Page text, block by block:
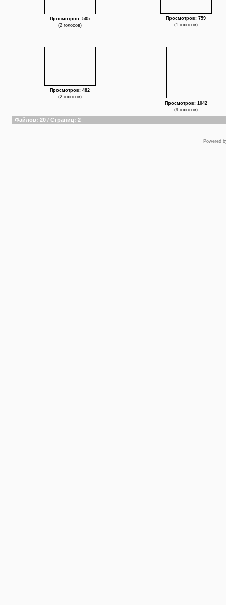
Просмотров: 505
(2 голосов)
Просмотров: 759
(1 голосов)
Просмотров: 482
(2 голосов)
Просмотров: 1042
(9 голосов)
Файлов: 20 / Страниц: 2
Powered